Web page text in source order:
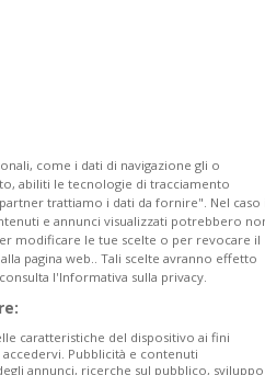
come i dati di navigazione gli o
abiliti le tecnologie di tracciamento
trattiamo i dati da fornire". Nel caso
e annunci visualizzati potrebbero
modificare le tue scelte o per revocare il
pagina web.. Tali scelte avranno effetto
l'Informativa sulla privacy.
caratteristiche del dispositivo ai fini
Pubblicità e contenuti
annunci, ricerche sul pubblico, sviluppo